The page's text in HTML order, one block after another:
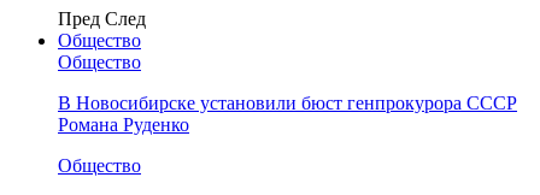
Пред След
Общество
Общество
В Новосибирске установили бюст генпрокурора СССР
Романа Руденко
Общество